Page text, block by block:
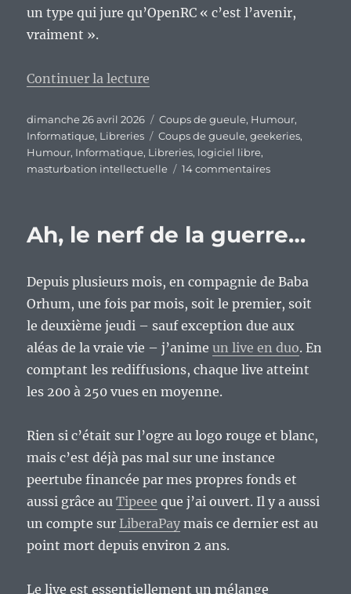
un type qui jure qu’OpenRC « c’est l’avenir,
vraiment ».
Continuer la lecture
Publié
le
dimanche 26 avril 2026 Catégories
Coups de gueule, Humour,
Informatique, Libreries Étiquettes
Coups de gueule,geekeries,
Humour, Informatique, Libreries, logiciel libre,
masturbation intellectuelle
14 commentairessur
l’utilisateur
libres…
Quelle
illusion
!
Ah, le nerf de la guerre…
Depuis plusieurs mois, en compagnie de Baba
Orhum, une fois par mois, soit le premier, soit
le deuxième jeudi – sauf exception due aux
aléas de la vraie vie – j’animeun live en duo. En
comptant les rediffusions, chaque live atteint
les 200 à 250 vues en moyenne.
Rien si c’était sur l’ogre au logo rouge et blanc,
mais c’est déjà pas mal sur une instance
peertube financée par mes propres fonds et
aussi grâce auTipeee que j’ai ouvert. Il y a aussi
un compte sur LiberaPay mais ce dernier est au
point mort depuis environ 2 ans.
Le live est essentiellement un mélange